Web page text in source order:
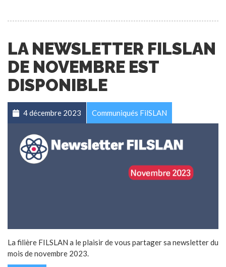
LA NEWSLETTER FILSLAN
DE NOVEMBRE EST
DISPONIBLE
4 décembre 2023 Communiqués FilSLAN
La filière FILSLAN a le plaisir de vous partager sa newsletter du
mois de novembre 2023.